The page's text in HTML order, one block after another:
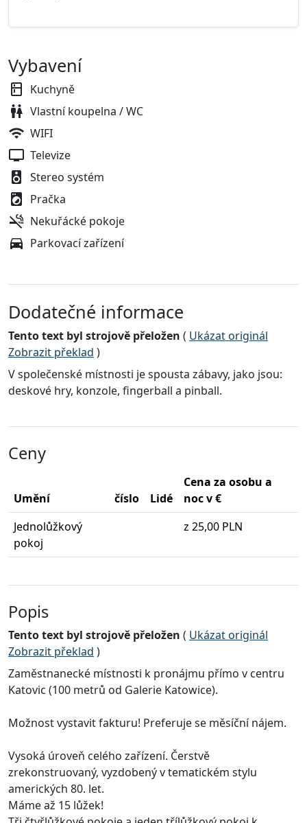
Vybavení
Kuchyně
Vlastní koupelna / WC
WIFI
Televize
Stereo systém
Pračka
Nekuřácké pokoje
Parkovací zařízení
Dodatečné informace
Tento text byl strojově přeložen ( Ukázat originál
Zobrazit překlad )
V společenské místnosti je spousta zábavy, jako jsou:
deskové hry, konzole, fingerball a pinball.
Ceny
Umění číslo Lidé
Cena za osobu a
noc v €
Jednolůžkový
pokoj
z 25,00 PLN
Popis
Tento text byl strojově přeložen ( Ukázat originál
Zobrazit překlad )
Zaměstnanecké místnosti k pronájmu přímo v centru
Katovic (100 metrů od Galerie Katowice).
Možnost vystavit fakturu! Preferuje se měsíční nájem.
Vysoká úroveň celého zařízení. Čerstvě
zrekonstruovaný, vyzdobený v tematickém stylu
amerických 80. let.
Máme až 15 lůžek!